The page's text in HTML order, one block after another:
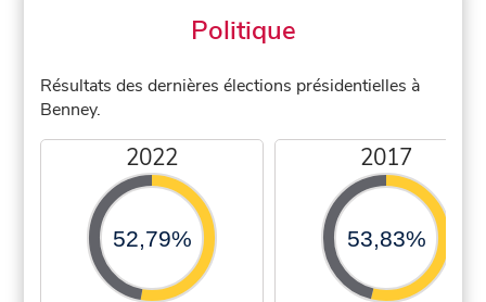
Politique
Résultats des dernières élections présidentielles à
Benney.
2022
52,79%
2017
53,83%